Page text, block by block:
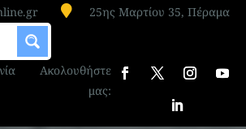
 25ης Μαρτίου 35, Πέραμα
Ακολουθήστε
μας: